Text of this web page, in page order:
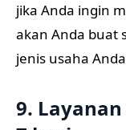
jika Anda ingin
akan Anda buat
jenis usaha
9. Layanan